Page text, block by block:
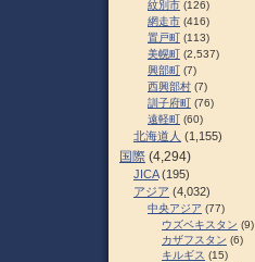
紋別市 (126)
網走市 (416)
置戸町 (113)
美幌町 (2,537)
興部町 (7)
西興部村 (7)
訓子府町 (76)
遠軽町 (60)
北海道人 (1,155)
国際 (4,294)
JICA(195)
アジア (4,032)
中央アジア (77)
ウズベキスタン (9)
カザフスタン (6)
キルギス (15)